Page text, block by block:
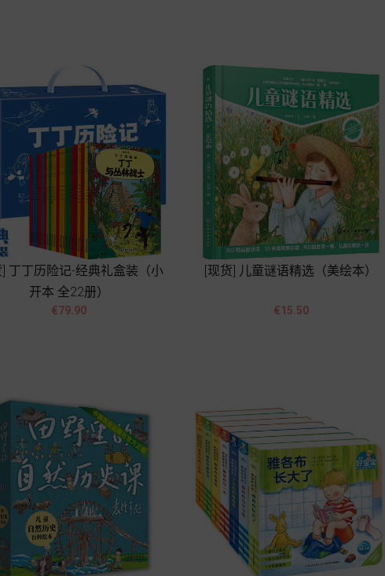
丁丁历险记-经典礼盒装（小
开本 全22册）
Price
€79.90
 
[现货] 儿童谜语精选（美绘本）
Price
€15.50
